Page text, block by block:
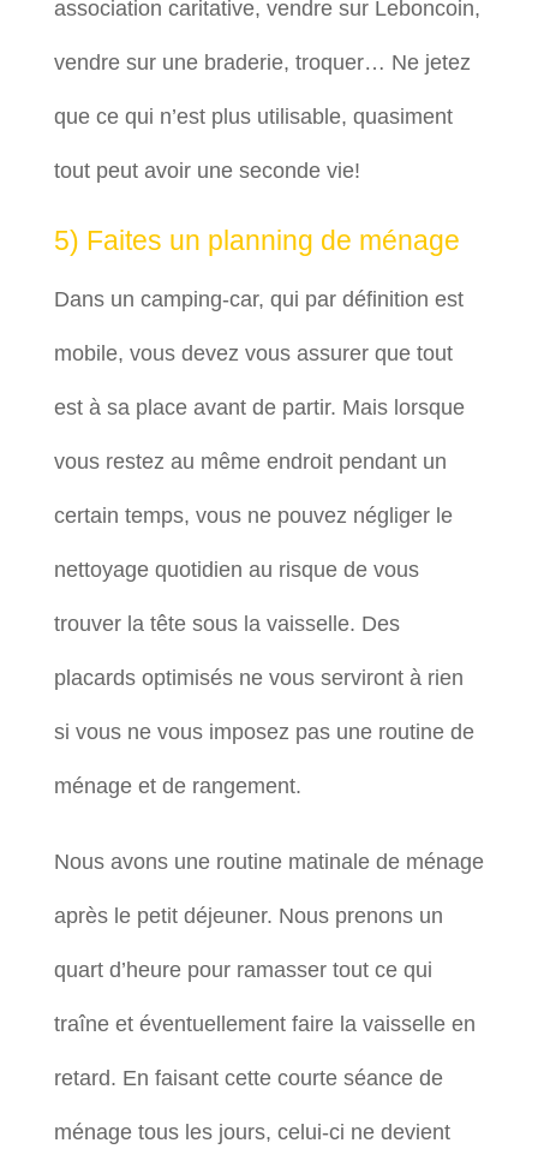
association caritative, vendre sur Leboncoin,
vendre sur une braderie, troquer… Ne jetez
que ce qui n’est plus utilisable, quasiment
tout peut avoir une seconde vie!
5) Faites un planning de ménage
Dans un camping-car, qui par définition est
mobile, vous devez vous assurer que tout
est à sa place avant de partir. Mais lorsque
vous restez au même endroit pendant un
certain temps, vous ne pouvez négliger le
nettoyage quotidien au risque de vous
trouver la tête sous la vaisselle. Des
placards optimisés ne vous serviront à rien
si vous ne vous imposez pas une routine de
ménage et de rangement.
Nous avons une routine matinale de ménage
après le petit déjeuner. Nous prenons un
quart d’heure pour ramasser tout ce qui
traîne et éventuellement faire la vaisselle en
retard. En faisant cette courte séance de
ménage tous les jours, celui-ci ne devient